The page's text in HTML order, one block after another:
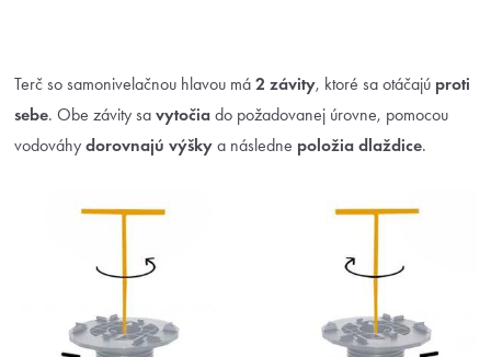
Terč so samonivelačnou hlavou má 2 závity, ktoré sa otáčajú proti
sebe. Obe závity sa vytočia do požadovanej úrovne, pomocou
vodováhy dorovnajú výšky a následne položia dlaždice.